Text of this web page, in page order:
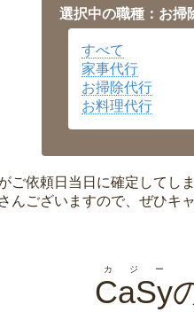
福井県 ▼
岡山県 ▼
広島県
沖縄県 ▼
選択中の職種：お掃
すべて
家事代行
お掃除代行
お料理代行
ご依頼日当日に確定してし
んございますので、ぜひキ
CaSy
カジー